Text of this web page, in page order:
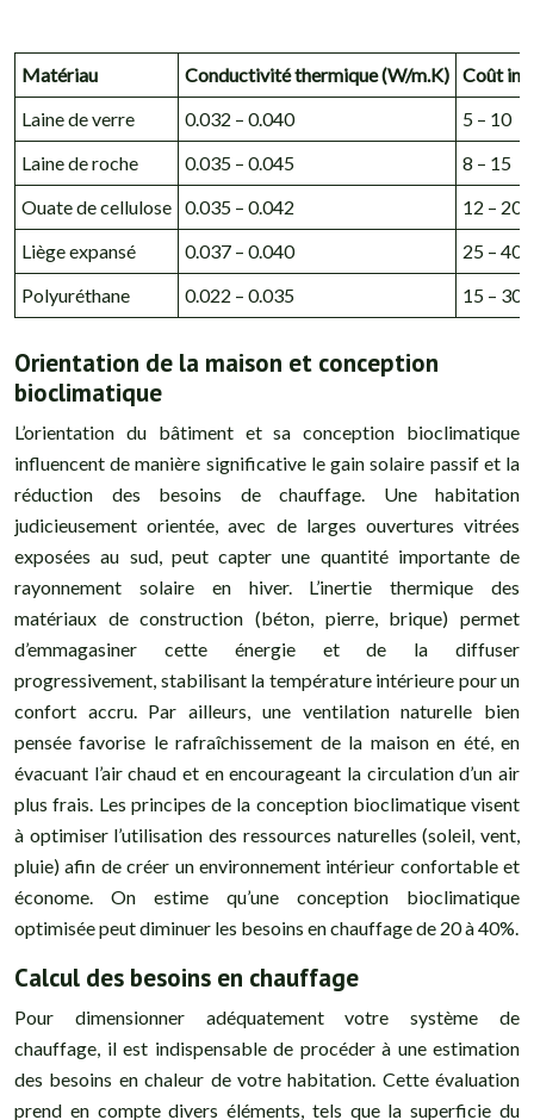
Matériau Conductivité thermique (W/m.K) Coût
Laine de verre
0.032 – 0.040
5 – 10
Laine de roche
0.035 – 0.045
8 – 15
Ouate de cellulose 0.035 – 0.042
12 – 20
Liège expansé
0.037 – 0.040
25 – 40
Polyuréthane
0.022 – 0.035 15 – 30
Orientation de la maison et conception
bioclimatique
L’orientation du bâtiment et sa conception bioclimatique
influencent de manière significative le gain solaire passif et la
réduction des besoins de chauffage. Une habitation
judicieusement orientée, avec de larges ouvertures vitrées
exposées au sud, peut capter une quantité importante de
rayonnement solaire en hiver. L’inertie thermique des
matériaux de construction (béton, pierre, brique) permet
d’emmagasiner cette énergie et de la diffuser
progressivement, stabilisant la température intérieure pour un
confort accru. Par ailleurs, une ventilation naturelle bien
pensée favorise le rafraîchissement de la maison en été, en
évacuant l’air chaud et en encourageant la circulation d’un air
plus frais. Les principes de la conception bioclimatique visent
à optimiser l’utilisation des ressources naturelles (soleil, vent,
pluie) afin de créer un environnement intérieur confortable et
économe. On estime qu’une conception bioclimatique
optimisée peut diminuer les besoins en chauffage de 20 à 40%.
Calcul des besoins en chauffage
Pour dimensionner adéquatement votre système de
chauffage, il est indispensable de procéder à une estimation
des besoins en chaleur de votre habitation. Cette évaluation
prend en compte divers éléments, tels que la superficie du